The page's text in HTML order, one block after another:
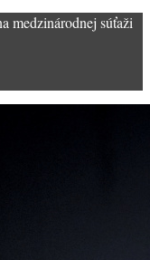
medzinárodnej súťaži